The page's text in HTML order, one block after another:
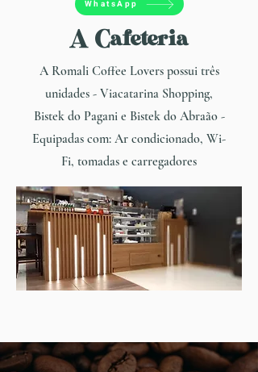
WhatsApp
A Cafeteria
A Romali Coffee Lovers possui três
unidades - Viacatarina Shopping,
Bistek do Pagani e Bistek do Abraão -
Equipadas com: Ar condicionado, Wi-
Fi, tomadas e carregadores